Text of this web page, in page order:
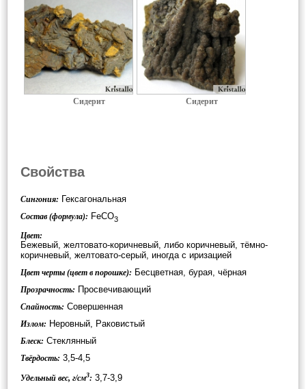
Сидерит Сидерит
Свойства
Сингония: Гексагональная
Состав (формула): FeCO3
Цвет:
Бежевый, желтовато-коричневый, либо коричневый, тёмно-
коричневый, желтовато-серый, иногда с иризацией
Цвет черты (цвет в порошке): Бесцветная, бурая, чёрная
Прозрачность: Просвечивающий
Спайность: Совершенная
Излом: Неровный, Раковистый
Блеск: Стеклянный
Твёрдость: 3,5-4,5
Удельный вес, г/см3: 3,7-3,9